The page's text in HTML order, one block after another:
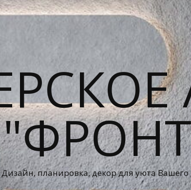
Дизайн, планировка, декор для уюта